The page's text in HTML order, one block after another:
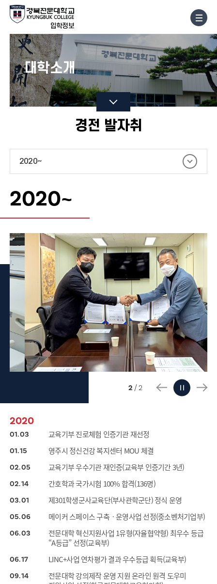
입학정보
대학소개
경전 발자취
2020~
2020~
2 /2
2020
01 03 교육기부 진로체험 인증기관 재선정
01 15 영주시 정신건강 복지센터 MOU 체결
02 05 교육기부 우수기관 재인증(교육부 인증기간 3년)
02 14 간호학과 국가시험 100% 합격(136명)
03 01 제301학생군사교육단(부사관학군단) 정식 운영
05 06 메이커 스페이스 구축ㆍ운영사업 선정(중소벤처기업부)
06 03
전문대학 혁신지원사업 1유형(자율협약형) 최우수 등급
“A등급” 선정(교육부)
06 17 LINC+사업 연차평가 결과 우수등급 획득(교육부)
09 14
전문대학 강의제작 운영 지원 온라인 원격 도우미